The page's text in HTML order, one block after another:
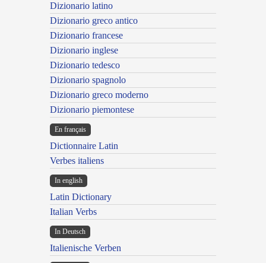
Dizionario latino
Dizionario greco antico
Dizionario francese
Dizionario inglese
Dizionario tedesco
Dizionario spagnolo
Dizionario greco moderno
Dizionario piemontese
En français
Dictionnaire Latin
Verbes italiens
In english
Latin Dictionary
Italian Verbs
In Deutsch
Italienische Verben